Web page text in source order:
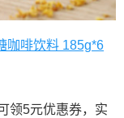
咖啡饮料 185g*6
领5元优惠券，实